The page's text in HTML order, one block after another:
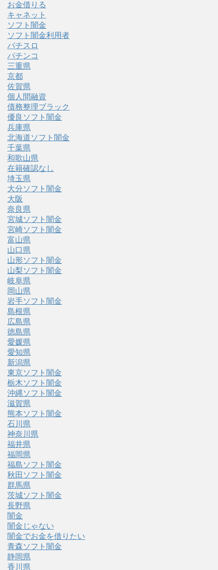
お金借りる
キャネット
ソフト闇金
ソフト闇金利用者
パチスロ
パチンコ
三重県
京都
佐賀県
個人間融資
債務整理ブラック
優良ソフト闇金
兵庫県
北海道ソフト闇金
千葉県
和歌山県
在籍確認なし
埼玉県
大分ソフト闇金
大阪
奈良県
宮城ソフト闇金
宮崎ソフト闇金
富山県
山口県
山形ソフト闇金
山梨ソフト闇金
岐阜県
岡山県
岩手ソフト闇金
島根県
広島県
徳島県
愛媛県
愛知県
新潟県
東京ソフト闇金
栃木ソフト闇金
沖縄ソフト闇金
滋賀県
熊本ソフト闇金
石川県
神奈川県
福井県
福岡県
福島ソフト闇金
秋田ソフト闇金
群馬県
茨城ソフト闇金
長野県
闇金
闇金じゃない
闇金でお金を借りたい
青森ソフト闇金
静岡県
香川県